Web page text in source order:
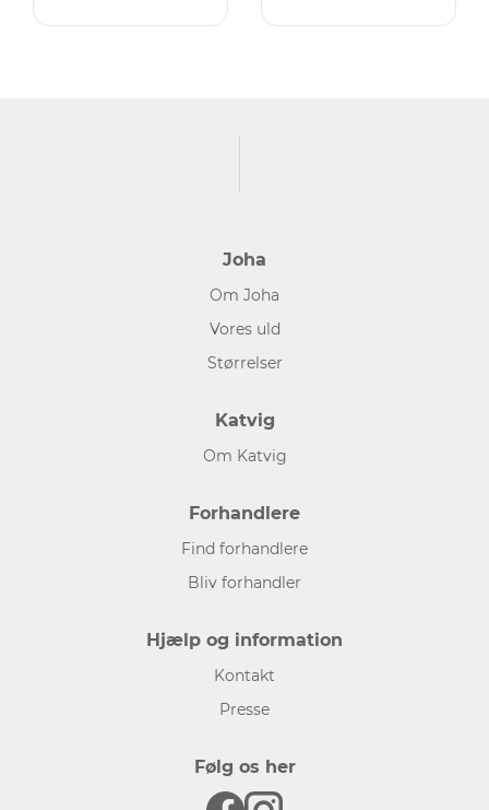
Joha
Om Joha
Vores uld
Størrelser
Katvig
Om Katvig
Forhandlere
Find forhandlere
Bliv forhandler
Hjælp og information
Kontakt
Presse
Følg os her